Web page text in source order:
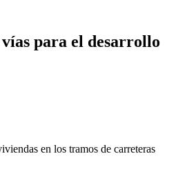
para el desarrollo
en los tramos de carreteras